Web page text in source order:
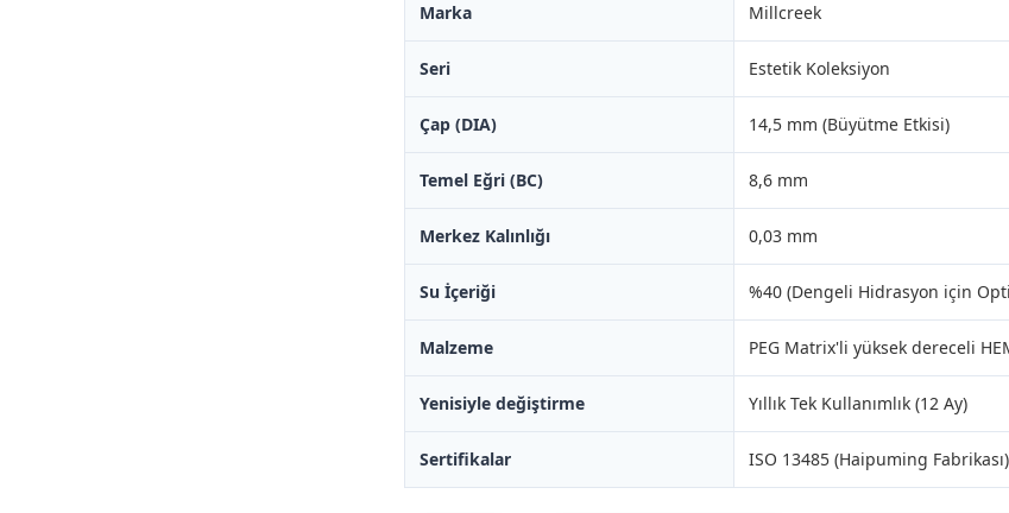
Marka Millcreek
Seri Estetik Koleksiyon
Çap (DIA) 14,5 mm (Büyütme Etkisi)
Temel Eğri (BC) 8,6 mm
Merkez Kalınlığı 0,03 mm
Su İçeriği %40 (Dengeli Hidrasyon için
Malzeme PEG Matrix'li yüksek dereceli
Yenisiyle değiştirme Yıllık Tek Kullanımlık (12 Ay)
Sertifikalar ISO 13485 (Haipuming